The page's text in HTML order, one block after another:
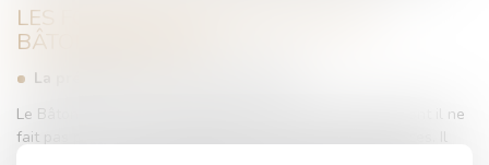
LES FONCTIONS ESSENTIELLES DU
BÂTONNIER SONT :
La présidence du Conseil de l'Ordre
Le Bâtonnier convoque et préside le conseil de l'Ordre dont il ne
fait pas partie et fixe également l'ordre du jour des séances. Il